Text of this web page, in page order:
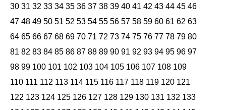
30 31 32 33 34 35 36 37 38 39 40 41 42 43 44 45 46
47 48 49 50 51 52 53 54 55 56 57 58 59 60 61 62 63
64 65 66 67 68 69 70 71 72 73 74 75 76 77 78 79 80
81 82 83 84 85 86 87 88 89 90 91 92 93 94 95 96 97
98 99 100 101 102 103 104 105 106 107 108 109
110 111 112 113 114 115 116 117 118 119 120 121
122 123 124 125 126 127 128 129 130 131 132 133